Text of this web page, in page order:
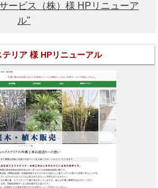
ービス（株）様 HPリニューア
ル"
リア 様 HPリニューアル